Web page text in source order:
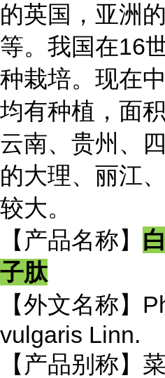
的英国，亚洲
等。我国在16
种栽培。现在
均有种植，面
云南、贵州、
的大理、丽江
较大。
【产品名称】
子肽
【外文名称】
vulgaris Linn.
【产品别称】